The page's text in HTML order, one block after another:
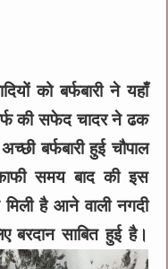
को बर्फबारी ने यहाँ
की सफेद चादर ने ढक
बर्फबारी हुई चौपाल
समय बाद की इस
मिली है आने वाली नगदी
साबित हुई है।